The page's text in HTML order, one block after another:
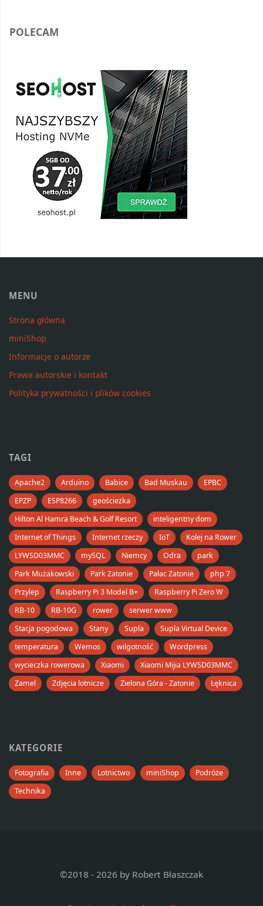
POLECAM
MENU
Strona główna
miniShop
Informacje o autorze
Prawa autorskie i kontakt
Polityka prywatności i plików cookies
TAGI
Apache2 Arduino Babice Bad Muskau
EPBC
EPZP
ESP8266
geościeżka
Hilton Al Hamra Beach & Golf Resort
inteligentny dom
Internet of Things
Internet rzeczy IoT
Kolej na Rower
LYWSD03MMC
mySQL Niemcy Odra
park
Park Mużakowski
Park Zatonie Pałac Zatonie
php 7
Przylep
Raspberry Pi 3 Model B+
Raspberry Pi Zero W
RB-10
RB-10G rower
serwer www
Stacja pogodowa
Stany Supla
Supla Virtual Device
temperatura
Wemos wilgotność
Wordpress
wycieczka rowerowa
Xiaomi
Xiaomi Mijia LYWSD03MMC
Zamel
Zdjęcia lotnicze Zielona Góra - Zatonie Łęknica
KATEGORIE
Fotografia Inne Lotnictwo miniShop
Podróże
Technika
©2018 - 2026 by Robert Błaszczak